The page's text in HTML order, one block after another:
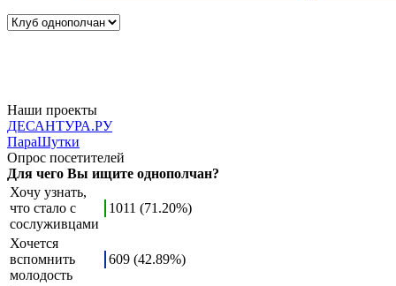
Наши проекты
ДЕСАНТУРА.РУ
ПараШутки
Опрос посетителей
Для чего Вы ищите однополчан?
Хочу узнать,
что стало с
сослуживцами
1011 (71.20%)
Хочется
вспомнить
молодость
609 (42.89%)